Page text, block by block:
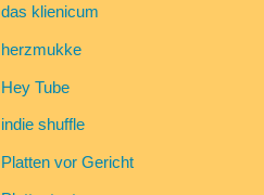
das klienicum
herzmukke
Hey Tube
indie shuffle
Platten vor Gericht